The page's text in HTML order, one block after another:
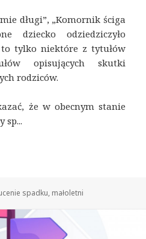
długi”, „Komornik ściga
dziecko odziedziczyło
to tylko niektóre z tytułów
opisujących skutki
rodziców.
że w obecnym stanie
sp...
spadku, małoletni